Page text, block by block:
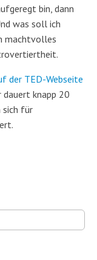
bin, dann
was soll ich
machtvolles
der TED-Webseite
knapp 20
sich für